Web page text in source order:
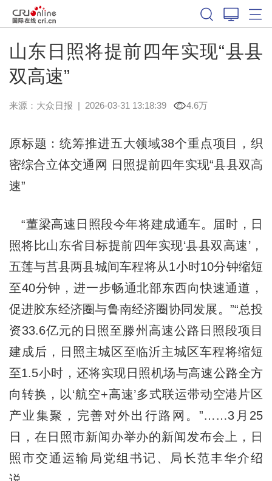
山东日照将提前四年实现“县县
双高速”
来源： 大众日报 | 2026-03-31 13:18:39 4.6万
原标题：统筹推进五大领域38个重点项目，织
密综合立体交通网 日照提前四年实现“县县双高
速”
“董梁高速日照段今年将建成通车。届时，日
照将比山东省目标提前四年实现‘县县双高速’，
五莲与莒县两县城间车程将从1小时10分钟缩短
至40分钟，进一步畅通北部东西向快速通道，
促进胶东经济圈与鲁南经济圈协同发展。”“总投
资33.6亿元的日照至滕州高速公路日照段项目
建成后，日照主城区至临沂主城区车程将缩短
至1.5小时，还将实现日照机场与高速公路全方
向转换，以‘航空+高速’多式联运带动空港片区
产业集聚，完善对外出行路网。”……3月25
日，在日照市新闻办举办的新闻发布会上，日
照市交通运输局党组书记、局长范丰华介绍